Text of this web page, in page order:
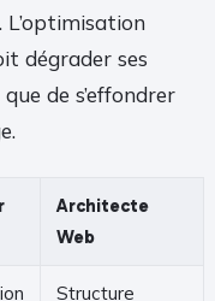
L’optimisation
dégrader ses
de s’effondrer
Architecte
Web
Structure